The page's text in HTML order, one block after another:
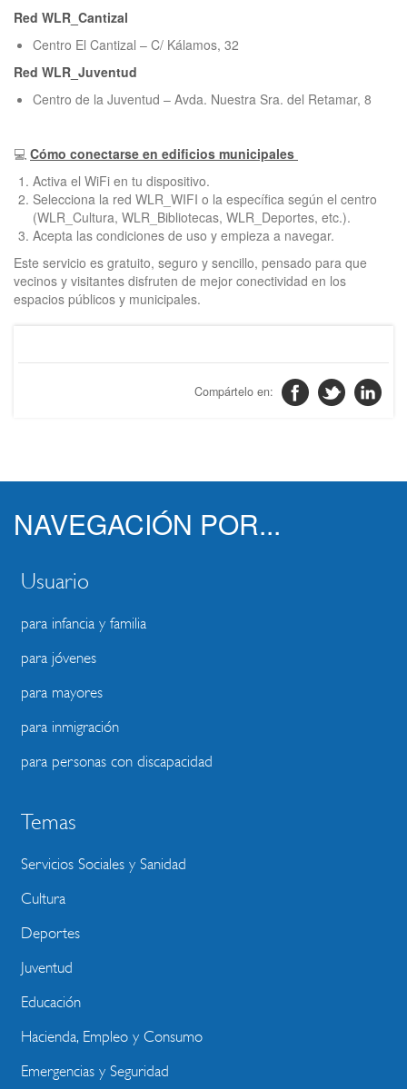
Red WLR_Cantizal
Centro El Cantizal – C/ Kálamos, 32
Red WLR_Juventud
Centro de la Juventud – Avda. Nuestra Sra. del Retamar, 8
💻 Cómo conectarse en edificios municipales
Activa el WiFi en tu dispositivo.
Selecciona la red WLR_WIFI o la específica según el centro
(WLR_Cultura, WLR_Bibliotecas, WLR_Deportes, etc.).
Acepta las condiciones de uso y empieza a navegar.
Este servicio es gratuito, seguro y sencillo, pensado para que
vecinos y visitantes disfruten de mejor conectividad en los
espacios públicos y municipales.
NAVEGACIÓN POR...
Usuario
para infancia y familia
para jóvenes
para mayores
para inmigración
para personas con discapacidad
Temas
Servicios Sociales y Sanidad
Cultura
Deportes
Juventud
Educación
Hacienda, Empleo y Consumo
Emergencias y Seguridad